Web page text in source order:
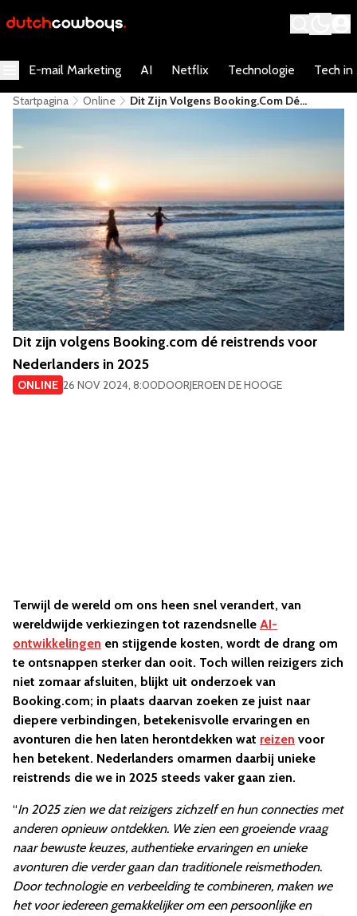
E-mail Marketing AI Netflix Technologie Tech in
Startpagina Online
Dit Zijn Volgens Booking.com Dé
Dit zijn volgens Booking.com dé reistrends voor
Nederlanders in 2025
ONLINE 26 NOV 2024, 8:00DOORJEROEN DE HOOGE
Terwijl de wereld om ons heen snel verandert, van
wereldwijde verkiezingen tot razendsnelle AI-
ontwikkelingen en stijgende kosten, wordt de drang om
te ontsnappen sterker dan ooit. Toch willen reizigers zich
niet zomaar afsluiten, blijkt uit onderzoek van
Booking.com; in plaats daarvan zoeken ze juist naar
diepere verbindingen, betekenisvolle ervaringen en
avonturen die hen laten herontdekken wat reizen voor
hen betekent. Nederlanders omarmen daarbij unieke
reistrends die we in 2025 steeds vaker gaan zien.
“In 2025 zien we dat reizigers zichzelf en hun connecties met
anderen opnieuw ontdekken. We zien een groeiende vraag
naar bewuste keuzes, authentieke ervaringen en unieke
avonturen die verder gaan dan traditionele reismethoden.
Door technologie en verbeelding te combineren, maken we
het voor iedereen gemakkelijker om een persoonlijke en